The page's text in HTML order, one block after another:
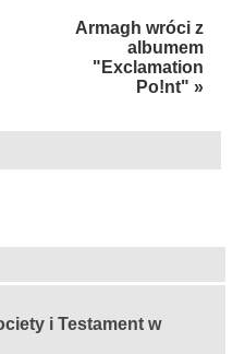
Armagh wróci z
albumem
"Exclamation
Po!nt" »
i Testament w